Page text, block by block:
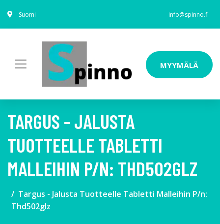
Suomi info@spinno.fi
MYYMÄLÄ
TARGUS - JALUSTA
TUOTTEELLE TABLETTI
MALLEIHIN P/N: THD502GLZ
Targus - Jalusta Tuotteelle Tabletti Malleihin P/n:
Thd502glz